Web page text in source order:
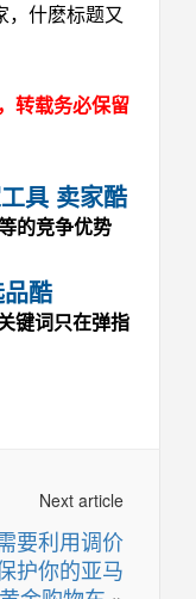
，什麽标题又
转载务必保留
具 卖家酷
的竞争优势
酷
键词只在弹指
Next article
要利用调价
护你的亚马